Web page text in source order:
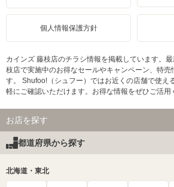
個人情報保護方針
カインズ 藤枝店のチラシ情報を掲載しています。
枝店で実施中のお得なセールやキャンペーン、特売
す。 Shufoo!（シュフー）ではお近くの店舗で使え
軽にご確認いただけます。お得な情報をぜひご活用
お店を探す
都道府県から探す
北海道・東北